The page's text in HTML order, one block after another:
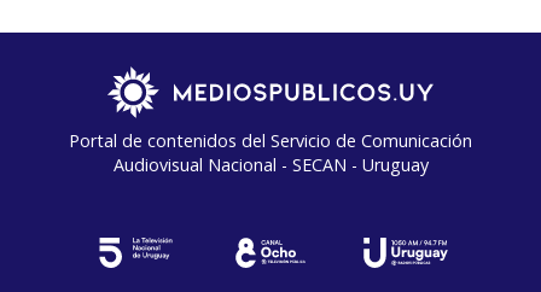
Portal de contenidos del Servicio de Comunicación
Audiovisual Nacional - SECAN - Uruguay